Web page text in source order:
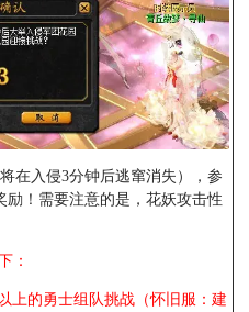
在入侵3分钟后逃窜消失），参
！需要注意的是，花妖攻击性
：
上的勇士组队挑战（怀旧服：建